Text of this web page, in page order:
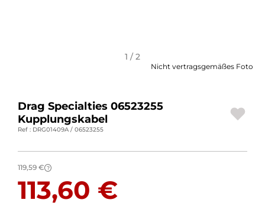
SPEZIELLE ANGEBOTE UND SONDERAKTIONEN
DE | EUR € — ÄNDERN
MARKEN
1 / 2
Nicht vertragsgemäßes Foto
Drag Specialties 06523255
Kupplungskabel
Ref : DRG01409A / 06523255
119,59 € ?
113,60 €